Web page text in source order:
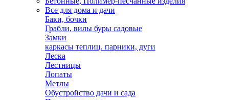
Все для дома и дачи
Баки, бочки
Грабли, вилы буры садовые
Замки
каркасы теплиц. парники, дуги
Леска
Лестницы
Лопаты
Метлы
Обустройство дачи и сада